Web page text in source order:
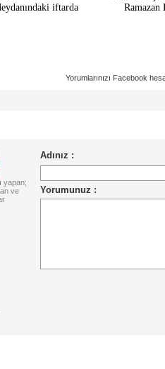
iftarda
Ramazan
Yorumlarınızı Facebook
yapan;
ve